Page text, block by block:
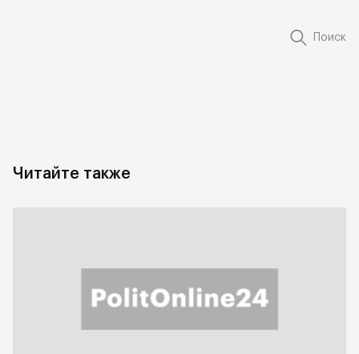
Поиск
Читайте также